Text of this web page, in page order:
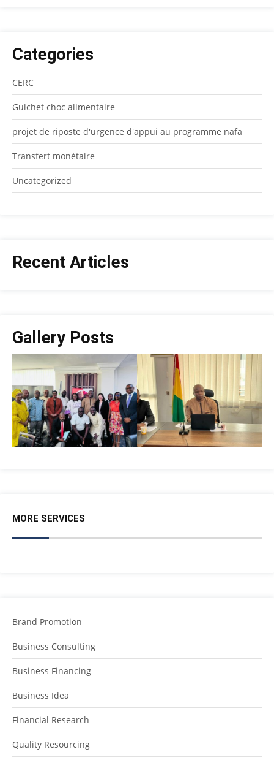
Categories
CERC
Guichet choc alimentaire
projet de riposte d'urgence d'appui au programme nafa
Transfert monétaire
Uncategorized
Recent Articles
Gallery Posts
MORE SERVICES
Brand Promotion
Business Consulting
Business Financing
Business Idea
Financial Research
Quality Resourcing